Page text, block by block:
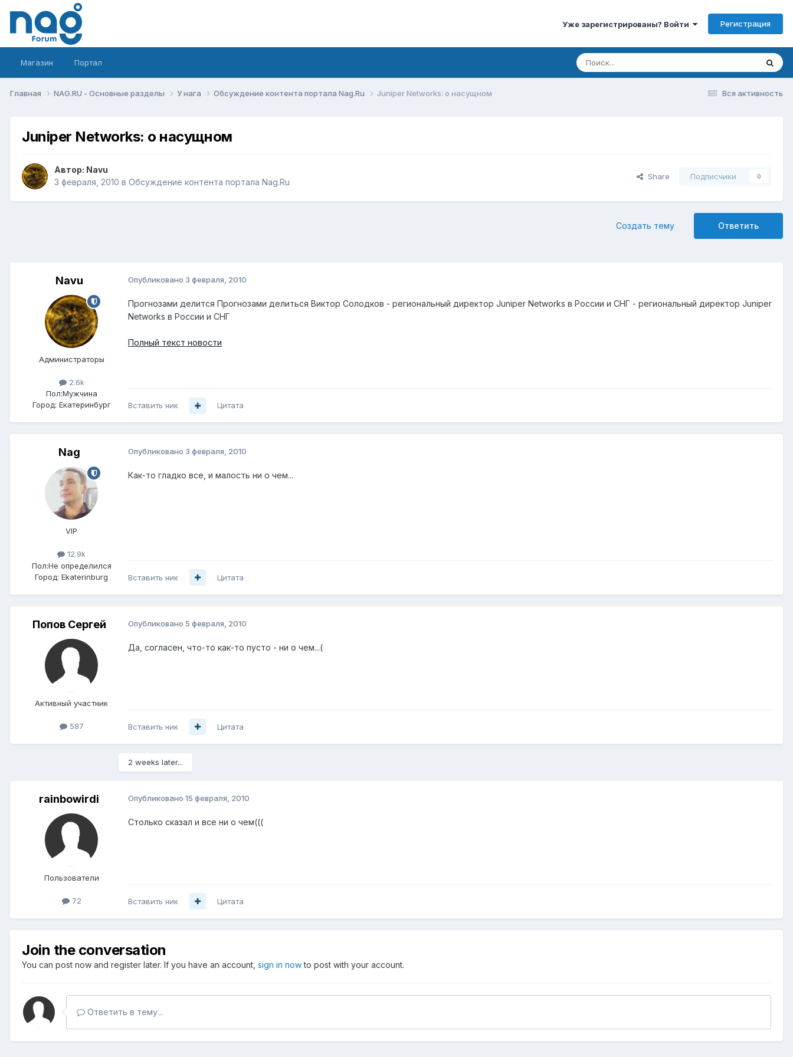
Уже зарегистрированы? Войти Регистрация
Магазин Портал
Вся активность
Главная NAG.RU - Основные разделы У нага Обсуждение контента портала Nag.Ru Juniper Networks: о насущном
Juniper Networks: о насущном
Автор: Navu
3 февраля, 2010 в Обсуждение контента портала Nag.Ru
Share Подписчики 0
Ответить
Создать тему
Navu
Администраторы
2.6k
Пол:Мужчина
Город: Екатеринбург
Опубликовано 3 февраля, 2010
Прогнозами делится Прогнозами делиться Виктор Солодков - региональный директор Juniper Networks в России и СНГ - региональный директор Juniper
Networks в России и СНГ
Полный текст новости
Вставить ник Цитата
Nag
VIP
12.9k
Пол:Не определился
Город: Ekaterinburg
Опубликовано 3 февраля, 2010
Как-то гладко все, и малость ни о чем...
Вставить ник Цитата
Попов Сергей
Активный участник
587
Опубликовано 5 февраля, 2010
Да, согласен, что-то как-то пусто - ни о чем...(
Вставить ник Цитата
2 weeks later...
rainbowirdi
Пользователи
72
Опубликовано 15 февраля, 2010
Столько сказал и все ни о чем(((
Вставить ник Цитата
Join the conversation
You can post now and register later. If you have an account, sign in nowto post with your account.
Ответить в тему...